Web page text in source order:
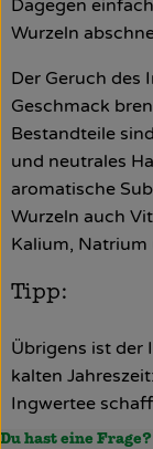
Dagegen
Wurzeln
Der Geruch des
Geschmack
Bestandteile
und neutrales
aromatische
Wurzeln auch
Kalium,
Tipp:
Übrigens ist der
kalten
Ingwertee
Du hast eine